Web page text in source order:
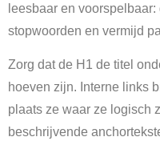
leesbaar en
stopwoorden en vermijd
Zorg dat de H1 de titel
hoeven zijn. Interne links
plaats ze waar ze logisch
beschrijvende